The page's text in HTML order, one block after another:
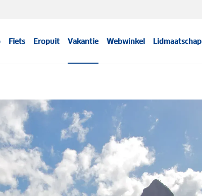
Fiets Eropuit Vakantie Webwinkel Lidmaatschap